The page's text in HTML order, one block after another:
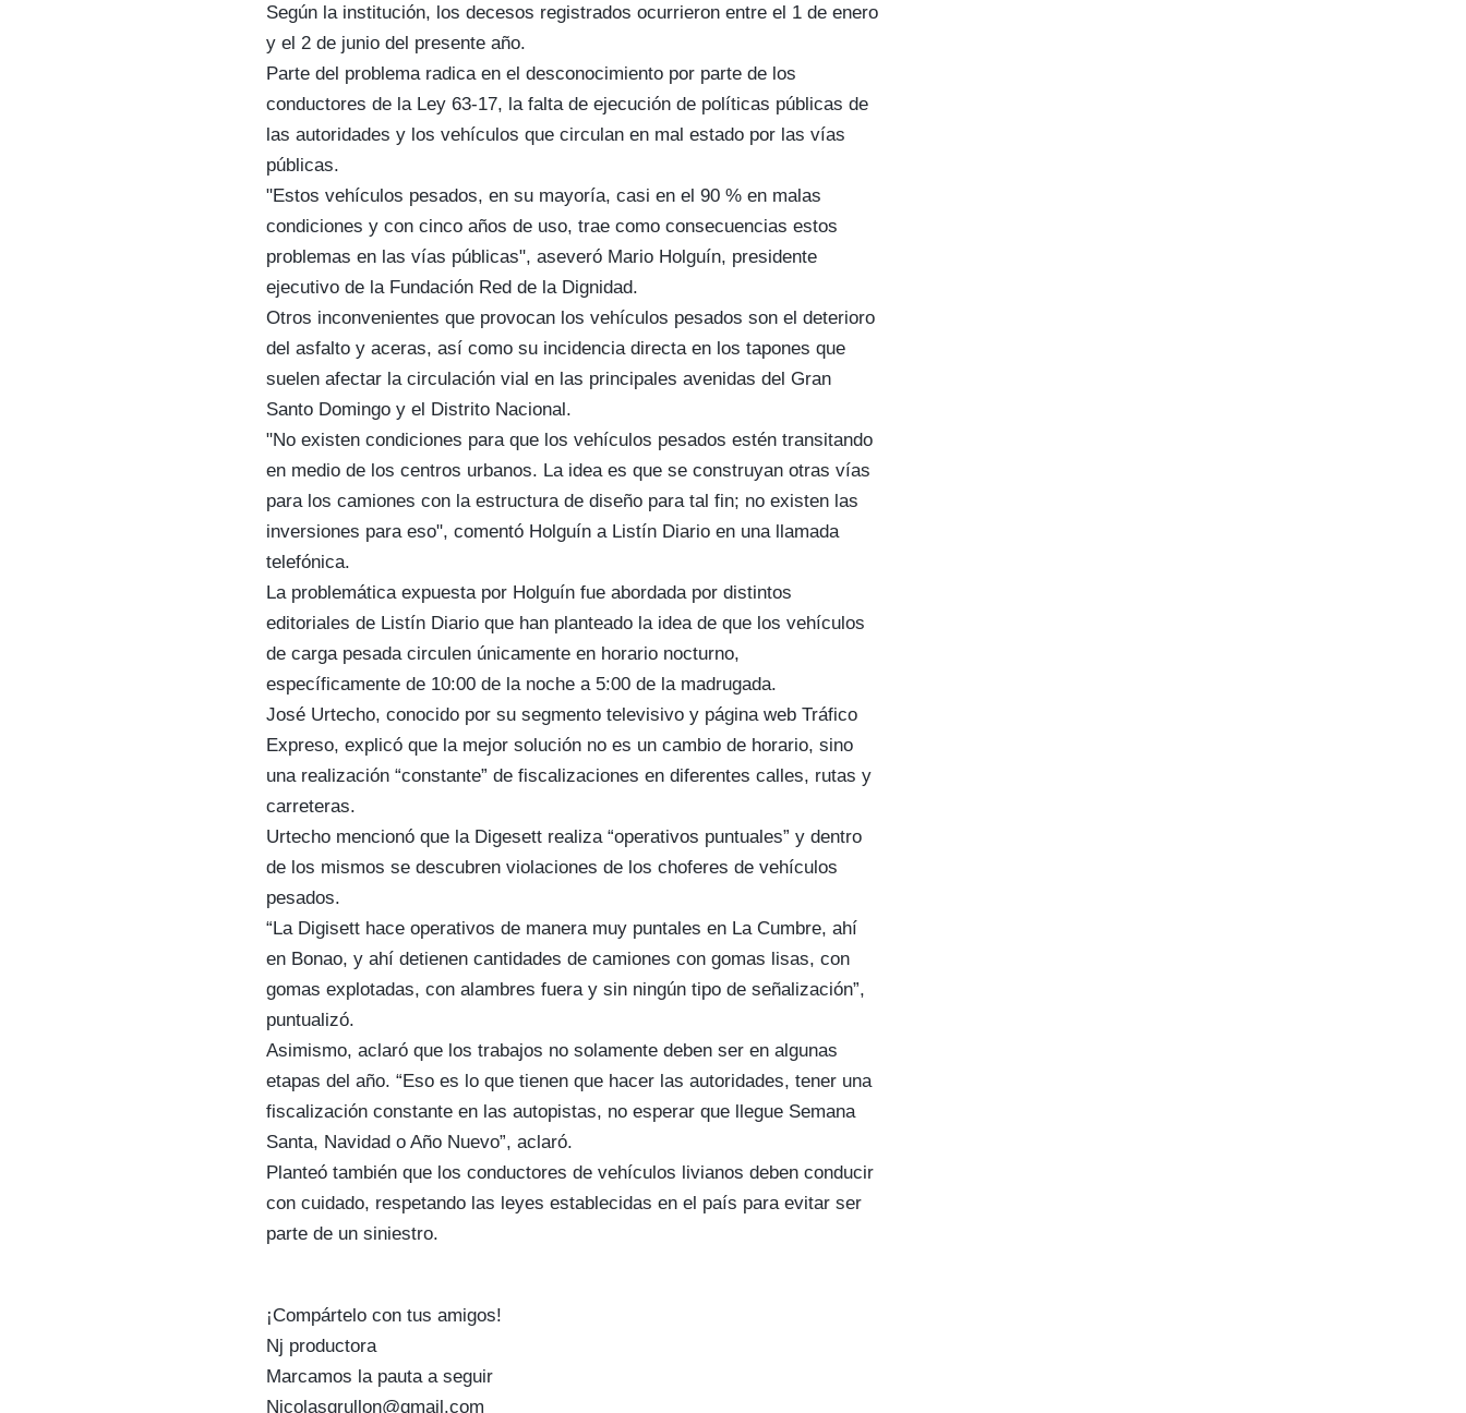
Según la institución, los decesos registrados ocurrieron entre el 1 de enero
y el 2 de junio del presente año.
Parte del problema radica en el desconocimiento por parte de los
conductores de la Ley 63-17, la falta de ejecución de políticas públicas de
las autoridades y los vehículos que circulan en mal estado por las vías
públicas.
"Estos vehículos pesados, en su mayoría, casi en el 90 % en malas
condiciones y con cinco años de uso, trae como consecuencias estos
problemas en las vías públicas", aseveró Mario Holguín, presidente
ejecutivo de la Fundación Red de la Dignidad.
Otros inconvenientes que provocan los vehículos pesados son el deterioro
del asfalto y aceras, así como su incidencia directa en los tapones que
suelen afectar la circulación vial en las principales avenidas del Gran
Santo Domingo y el Distrito Nacional.
"No existen condiciones para que los vehículos pesados estén transitando
en medio de los centros urbanos. La idea es que se construyan otras vías
para los camiones con la estructura de diseño para tal fin; no existen las
inversiones para eso", comentó Holguín a Listín Diario en una llamada
telefónica.
La problemática expuesta por Holguín fue abordada por distintos
editoriales de Listín Diario que han planteado la idea de que los vehículos
de carga pesada circulen únicamente en horario nocturno,
específicamente de 10:00 de la noche a 5:00 de la madrugada.
José Urtecho, conocido por su segmento televisivo y página web Tráfico
Expreso, explicó que la mejor solución no es un cambio de horario, sino
una realización “constante” de fiscalizaciones en diferentes calles, rutas y
carreteras.
Urtecho mencionó que la Digesett realiza “operativos puntuales” y dentro
de los mismos se descubren violaciones de los choferes de vehículos
pesados.
“La Digisett hace operativos de manera muy puntales en La Cumbre, ahí
en Bonao, y ahí detienen cantidades de camiones con gomas lisas, con
gomas explotadas, con alambres fuera y sin ningún tipo de señalización”,
puntualizó.
Asimismo, aclaró que los trabajos no solamente deben ser en algunas
etapas del año. “Eso es lo que tienen que hacer las autoridades, tener una
fiscalización constante en las autopistas, no esperar que llegue Semana
Santa, Navidad o Año Nuevo”, aclaró.
Planteó también que los conductores de vehículos livianos deben conducir
con cuidado, respetando las leyes establecidas en el país para evitar ser
parte de un siniestro.
¡Compártelo con tus amigos!
Nj productora
Marcamos la pauta a seguir
Nicolasgrullon@gmail.com